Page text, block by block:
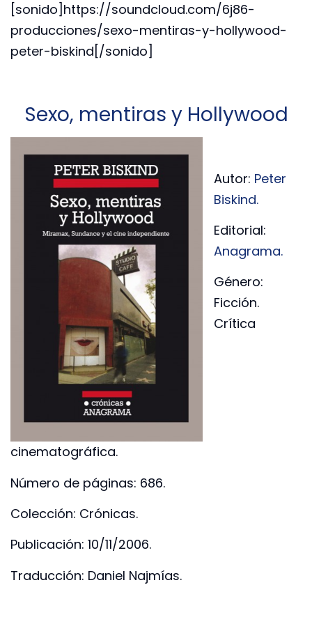
[sonido]https://soundcloud.com/6j86-
producciones/sexo-mentiras-y-hollywood-
peter-biskind[/sonido]
Sexo, mentiras y Hollywood
Autor: Peter
Biskind.
Editorial:
Anagrama.
Género:
Ficción.
Crítica
cinematográfica.
Número de páginas: 686.
Colección: Crónicas.
Publicación: 10/11/2006.
Traducción: Daniel Najmías.